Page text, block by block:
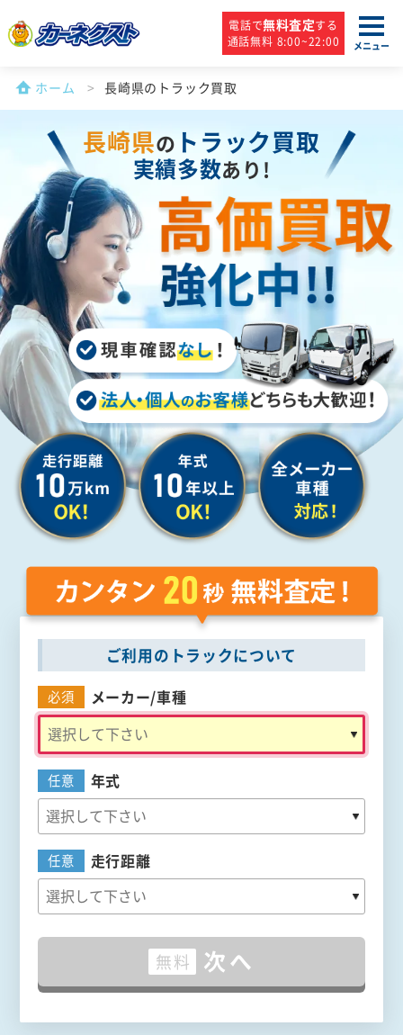
電話で無料査定する
通話無料 8:00~22:00
メニュー
ホーム 長崎県のトラック買取
長崎県の トラック買取
実績多数あり!
ご利用のトラックについて
必須 メーカー/車種
任意 年式
任意 走行距離
無料 次へ